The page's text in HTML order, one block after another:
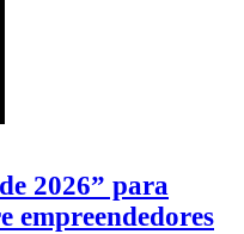
2026” para
empreendedores